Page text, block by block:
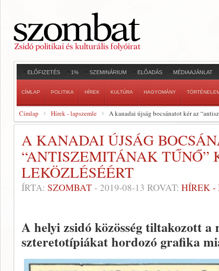
ELŐFIZETÉS 1% SZEMINÁRIUM ELŐADÁS MÉDIAAJÁNLAT
CÍMLAP POLITIKA HÍREK KULTÚRA HAGYOMÁNY
Címlap Hírek - lapszemle A kanadai újság bocsánatot kér az
A KANADAI ÚJSÁG
“ANTISZEMITÁNAK TŰNŐ”
LEKÖZLÉSÉÉRT
ÍRTA: SZOMBAT - 2019-08-13 ROVAT: HÍREK -
A helyi zsidó közösség tiltakozott a
szteretotípiákat hordozó grafika